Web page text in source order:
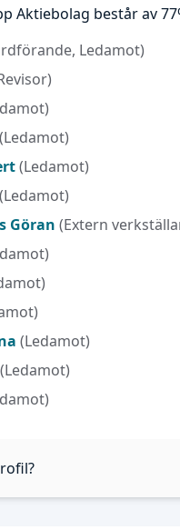
Aktiebolag består av
Ledamot)
(Ledamot)
(Ledamot)
(Ledamot)
Göran (Extern
(Ledamot)
(Ledamot)